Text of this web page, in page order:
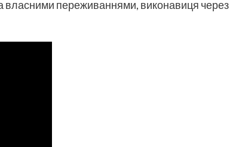
власними переживаннями, виконавиця через